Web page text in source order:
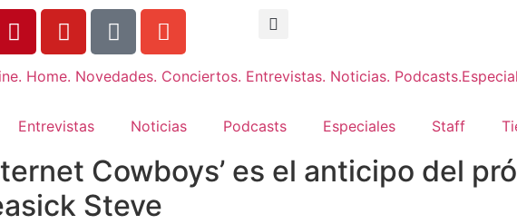
Entrevistas Noticias Podcasts Especiales Staff
Cowboys’ es el anticipo del
Steve